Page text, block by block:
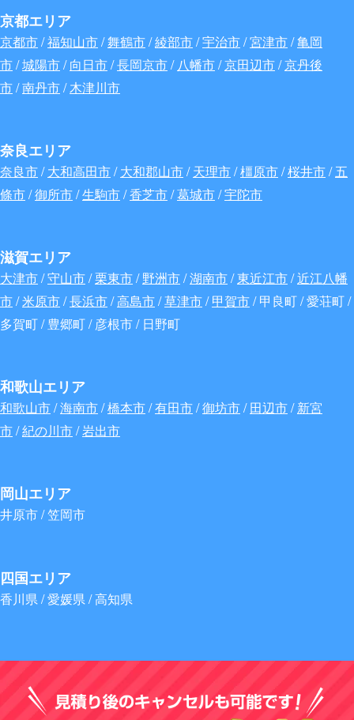
京都エリア
京都市/福知山市/舞鶴市/綾部市/宇治市/宮津市/亀岡
市/城陽市/向日市/長岡京市/ 八幡市/京田辺市/京丹後
市/南丹市/木津川市
奈良エリア
奈良市/大和高田市/大和郡山市/天理市/橿原市/桜井市/五
條市/御所市/生駒市/香芝市/葛城市/宇陀市
滋賀エリア
大津市/守山市/栗東市/野洲市/湖南市/東近江市/近江八幡
市/米原市/長浜市/高島市/草津市/甲賀市/ 甲良町 / 愛荘町 /
多賀町 / 豊郷町 / 彦根市 / 日野町
和歌山エリア
和歌山市/海南市/橋本市/有田市/御坊市/田辺市/新宮
市/紀の川市/岩出市
岡山エリア
井原市 / 笠岡市
四国エリア
香川県 / 愛媛県 / 高知県